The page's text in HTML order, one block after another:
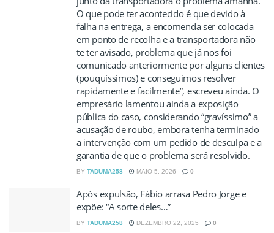
O que pode ter acontecido é que devido à
falha na entrega, a encomenda ser colocada
em ponto de recolha e a transportadora não
te ter avisado, problema que já nos foi
comunicado anteriormente por alguns clientes
(pouquíssimos) e conseguimos resolver
rapidamente e facilmente”, escreveu ainda. O
empresário lamentou ainda a exposição
pública do caso, considerando “gravíssimo” a
acusação de roubo, embora tenha terminado
a intervenção com um pedido de desculpa e a
garantia de que o problema será resolvido.
BY TADUMA258 MAIO 5, 2026 0
Após expulsão, Fábio arrasa Pedro Jorge e
expõe: “A sorte deles…”
BY TADUMA258 DEZEMBRO 22, 2025 0